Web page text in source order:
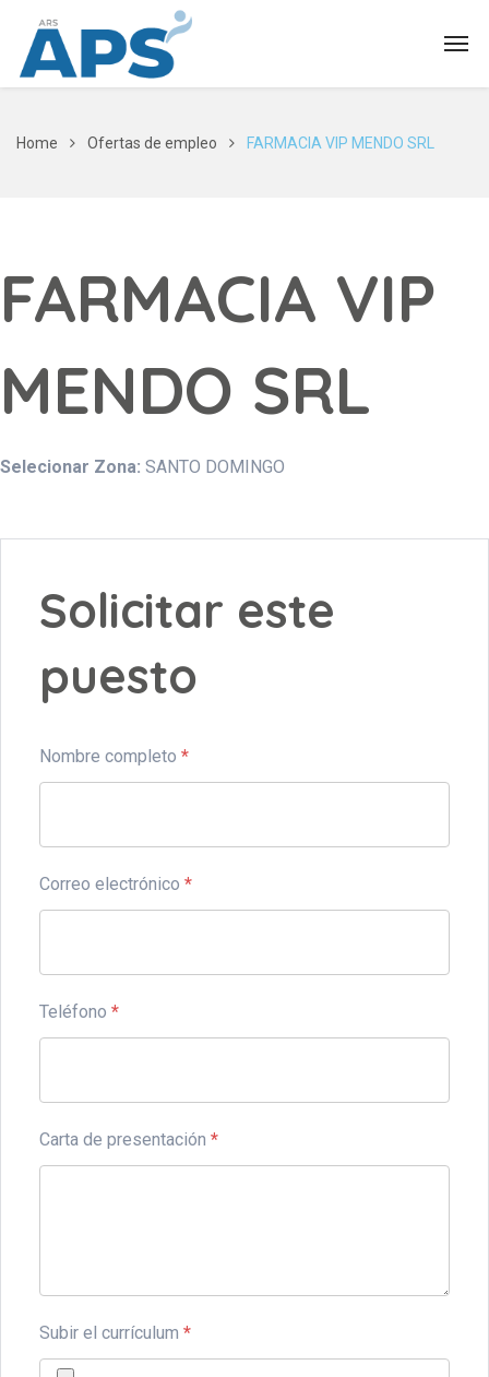
Home Ofertas de empleo FARMACIA VIP MENDO SRL
FARMACIA VIP
MENDO SRL
Selecionar Zona: SANTO DOMINGO
Solicitar este
puesto
Nombre completo *
Correo electrónico *
Teléfono *
Carta de presentación *
Subir el currículum *